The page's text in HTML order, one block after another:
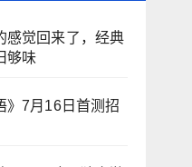
感觉回来了，经典
够味
》7月16日首测招